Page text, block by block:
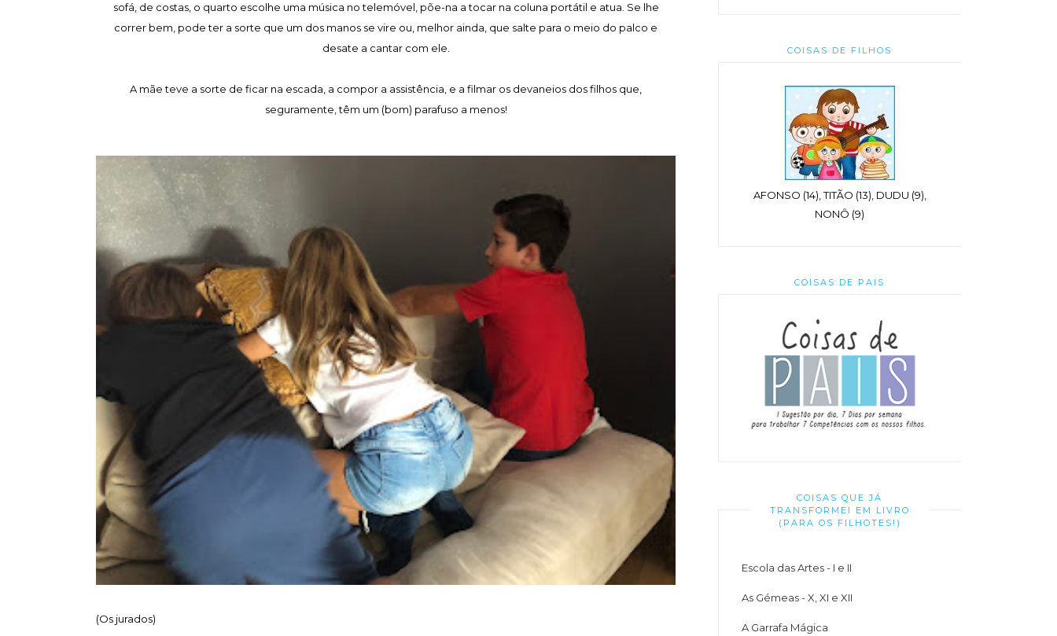
sofá, de costas, o quarto escolhe uma música no telemóvel, põe-na a tocar na coluna portátil e atua. Se lhe
correr bem, pode ter a sorte que um dos manos se vire ou, melhor ainda, que salte para o meio do palco e
desate a cantar com ele.
A mãe teve a sorte de ficar na escada, a compor a assistência, e a filmar os devaneios dos filhos que,
seguramente, têm um (bom) parafuso a menos!
(Os jurados)
COISAS DE FILHOS
AFONSO (14), TITÃO (13), DUDU (9),
NONÔ (9)
COISAS DE PAIS
COISAS QUE JÁ
TRANSFORMEI EM LIVRO
(PARA OS FILHOTES!)
Escola das Artes - I e II
As Gémeas - X, XI e XII
A Garrafa Mágica